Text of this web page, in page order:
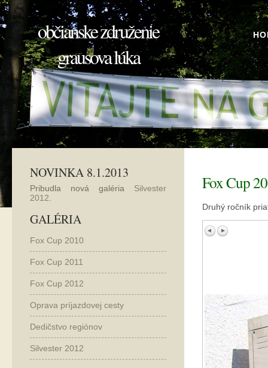
občianske združenie
grausova lúka
Fox Cup
Druhý ročník
NOVINKA 8.1.2013
Pribudla nová galéria Silvester
2012
GALÉRIA
Fox Cup 2010
Fox Cup 2011
Fox Cup 2012
Oprava príjazdovej cesty
Dedičstvo regiónov
Silvester 2012